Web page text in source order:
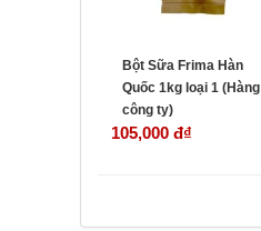
Bột Sữa Frima Hàn
Quốc 1kg loại 1 (Hàng
công ty)
105,000 đ₫